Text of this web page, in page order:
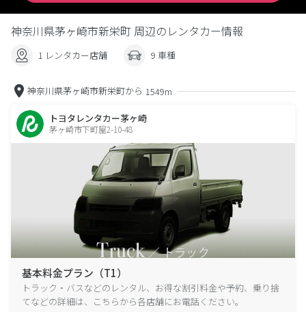
神奈川県茅ヶ崎市新栄町 周辺のレンタカー情報
1 レンタカー店舗 9 車種
神奈川県茅ヶ崎市新栄町から 1549m
トヨタレンタカー茅ヶ崎
茅ヶ崎市下町屋2-10-48
基本料金プラン（T1）
トラック・バスなどのレンタル、お得な割引料金や予約、乗り捨
てなどの詳細は、こちらから各店舗にお電話ください。